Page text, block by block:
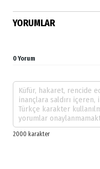
YORUMLAR
0 Yorum